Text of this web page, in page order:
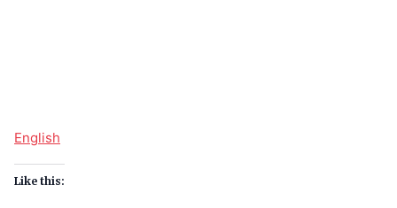
English
Like this: